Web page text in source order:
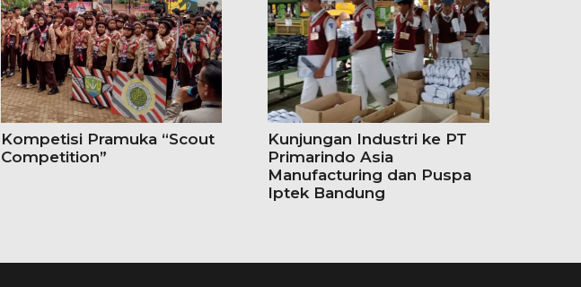
Kompetisi Pramuka “Scout
Competition”
Kunjungan Industri ke PT
Primarindo Asia
Manufacturing dan Puspa
Iptek Bandung